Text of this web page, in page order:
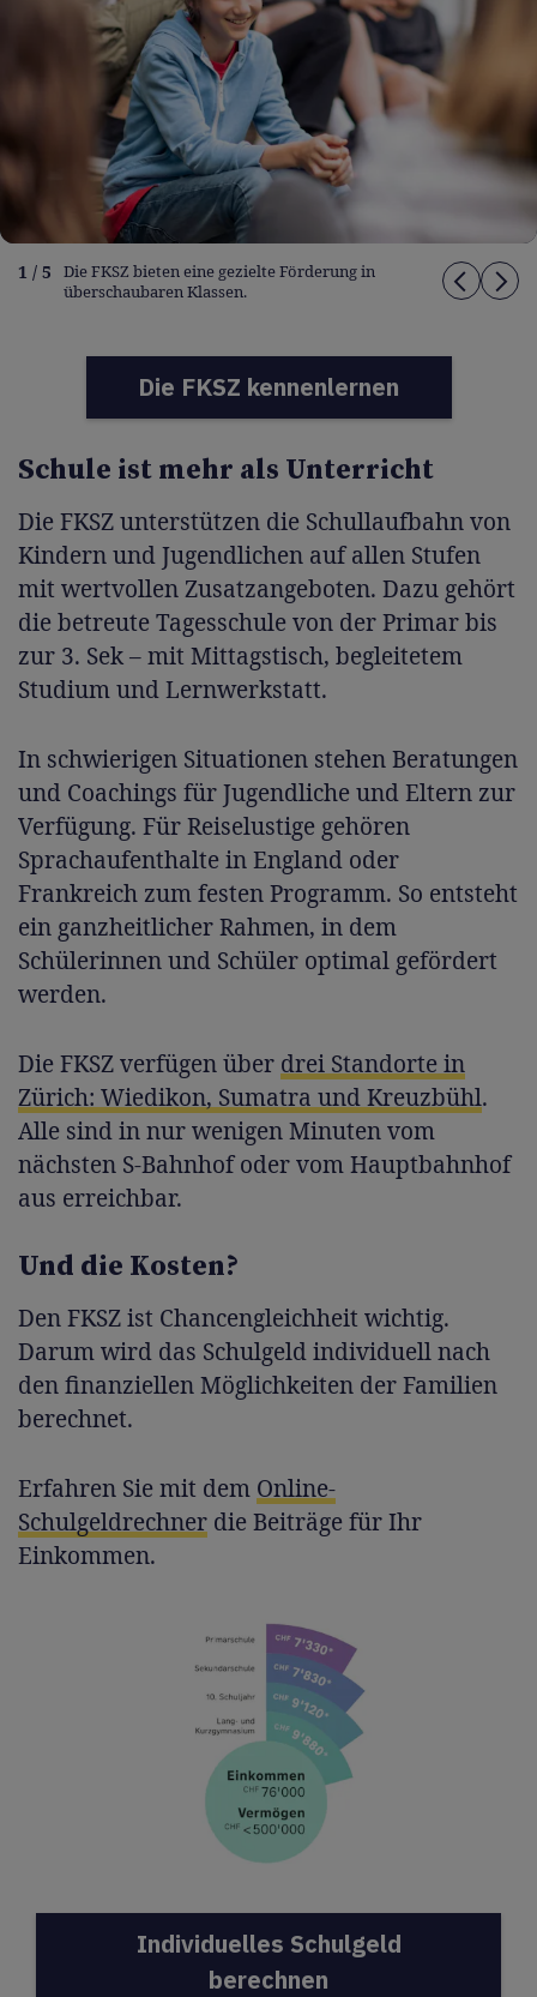
1 / 5
Die FKSZ bieten eine gezielte Förderung in
überschaubaren Klassen.
Die FKSZ kennenlernen
Schule ist mehr als Unterricht
Die FKSZ unterstützen die Schullaufbahn von
Kindern und Jugendlichen auf allen Stufen
mit wertvollen Zusatzangeboten. Dazu gehört
die betreute Tagesschule von der Primar bis
zur 3. Sek – mit Mittagstisch, begleitetem
Studium und Lernwerkstatt.
In schwierigen Situationen stehen Beratungen
und Coachings für Jugendliche und Eltern zur
Verfügung. Für Reiselustige gehören
Sprachaufenthalte in England oder
Frankreich zum festen Programm. So entsteht
ein ganzheitlicher Rahmen, in dem
Schülerinnen und Schüler optimal gefördert
werden.
Die FKSZ verfügen über drei Standorte in
Zürich: Wiedikon, Sumatra und Kreuzbühl.
Alle sind in nur wenigen Minuten vom
nächsten S-Bahnhof oder vom Hauptbahnhof
aus erreichbar.
Und die Kosten?
Den FKSZ ist Chancengleichheit wichtig.
Darum wird das Schulgeld individuell nach
den finanziellen Möglichkeiten der Familien
berechnet.
Erfahren Sie mit dem Online-
Schulgeldrechner die Beiträge für Ihr
Einkommen.
Individuelles Schulgeld
berechnen